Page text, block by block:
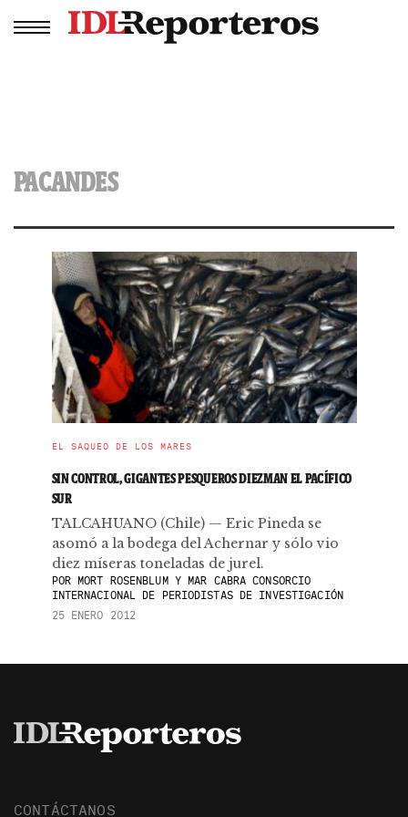
PACANDES
EL SAQUEO DE LOS MARES
SIN CONTROL, GIGANTES PESQUEROS DIEZMAN EL PACÍFICO
SUR
TALCAHUANO (Chile) — Eric Pineda se
asomó a la bodega del Achernar y sólo vio
diez míseras toneladas de jurel.
PORMORT ROSENBLUM Y MAR CABRA CONSORCIO
INTERNACIONAL DE PERIODISTAS DE INVESTIGACIÓN
25 ENERO 2012
CONTÁCTANOS